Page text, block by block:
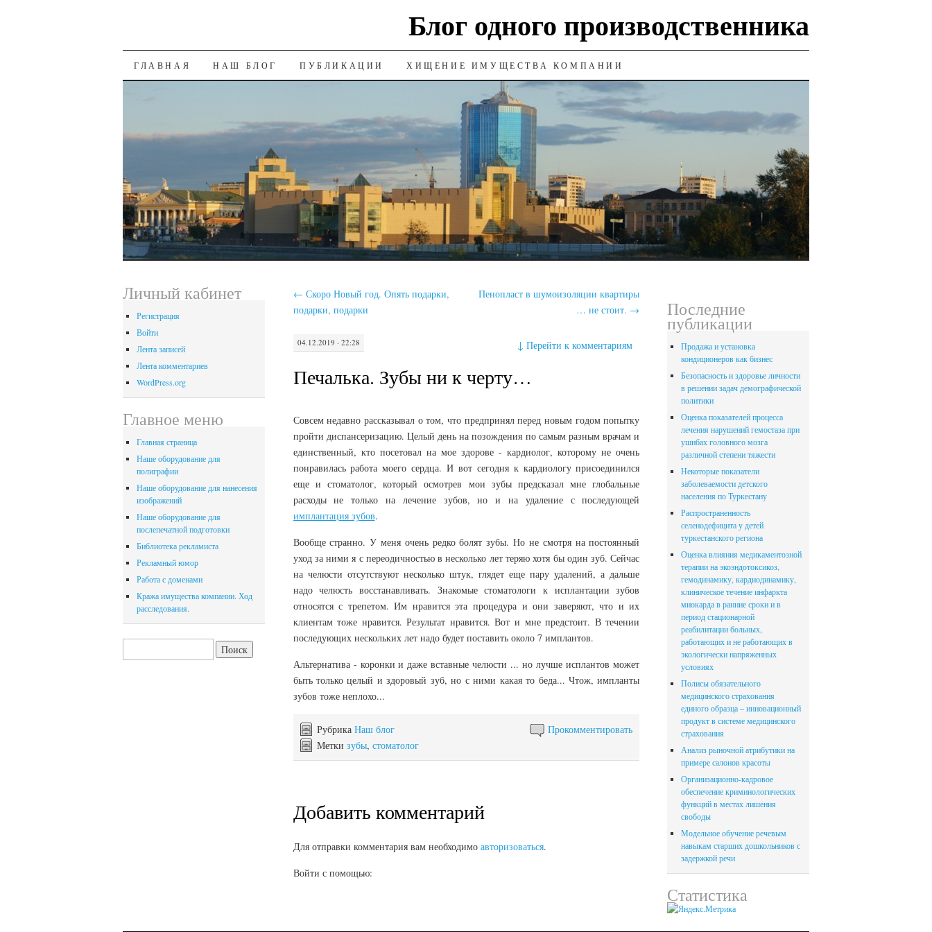
Блог одного производственника
SKIP
ГЛАВНАЯ НАШ БЛОГ ПУБЛИКАЦИИ ХИЩЕНИЕ ИМУЩЕСТВА КОМПАНИИ
← Скоро Новый год. Опять подарки,
подарки, подарки
Пенопласт в шумоизоляции квартиры
… не стоит. →
04.12.2019 · 22:28 ↓Перейти к комментариям
Печалька. Зубы ни к черту…
Совсем недавно рассказывал о том, что предпринял перед новым годом попытку
пройти диспансеризацию. Целый день на позождения по самым разным врачам и
единственный, кто посетовал на мое здорове - кардиолог, которому не очень
понравилась работа моего сердца. И вот сегодня к кардиологу присоединился
еще и стоматолог, который осмотрев мои зубы предсказал мне глобальные
расходы не только на лечение зубов, но и на удаление с последующей
имплантация зубов.
Вообще странно. У меня очень редко болят зубы. Но не смотря на постоянный
уход за ними я с переодичностью в несколько лет теряю хотя бы один зуб. Сейчас
на челюсти отсутствуют несколько штук, глядет еще пару удалений, а дальше
надо челюсть восстанавливать. Знакомые стоматологи к исплантации зубов
относятся с трепетом. Им нравится эта процедура и они заверяют, что и их
клиентам тоже нравится. Результат нравится. Вот и мне предстоит. В течении
последующих нескольких лет надо будет поставить около 7 имплантов.
Альтернатива - коронки и даже вставные челюсти ... но лучше исплантов может
быть только целый и здоровый зуб, но с ними какая то беда... Чтож, импланты
зубов тоже неплохо...
Прокомментировать
Рубрика Наш блог
Метки зубы, стоматолог
Добавить комментарий
Для отправки комментария вам необходимо авторизоваться.
Войти с помощью:
Личный кабинет
Регистрация
Войти
Лента записей
Лента комментариев
WordPress.org
Главное меню
Главная страница
Наше оборудование для
полиграфии
Наше оборудование для нанесения
изображений
Наше оборудование для
послепечатной подготовки
Библиотека рекламиста
Рекламный юмор
Работа с доменами
Кража имущества компании. Ход
расследования.
Последние
публикации
Продажа и установка
кондиционеров как бизнес
Безопасность и здоровье личности
в решении задач демографической
политики
Оценка показателей процесса
лечения нарушений гемостаза при
ушибах головного мозга
различной степени тяжести
Некоторые показатели
заболеваемости детского
населения по Туркестану
Распространенность
селенодефицита у детей
туркестанского региона
Оценка влияния медикаментозной
терапии на экоэндотоксикоз,
гемодинамику, кардиодинамику,
клиническое течение инфаркта
миокарда в ранние сроки и в
период стационарной
реабилитации больных,
работающих и не работающих в
экологически напряженных
условиях
Полисы обязательного
медицинского страхования
единого образца – инновационный
продукт в системе медицинского
страхования
Анализ рыночной атрибутики на
примере салонов красоты
Организационно-кадровое
обеспечение криминологических
функций в местах лишения
свободы
Модельное обучение речевым
навыкам старших дошкольников с
задержкой речи
Статистика